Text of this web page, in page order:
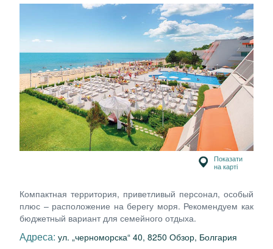
Показати
на карті
Компактная территория, приветливый персонал, особый
плюс – расположение на берегу моря. Рекомендуем как
бюджетный вариант для семейного отдыха.
Адреса: ул. „черноморска“ 40, 8250 Обзор, Болгария